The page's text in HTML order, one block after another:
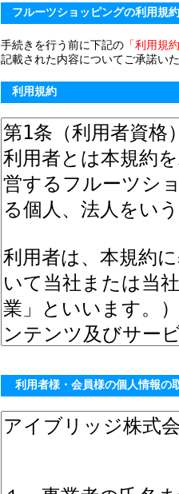
フルーツショッピングの利用規
手続きを行う前に下記の 「利用規
記載された内容についてご承諾い
利用規約
利用者様・会員様の個人情報の